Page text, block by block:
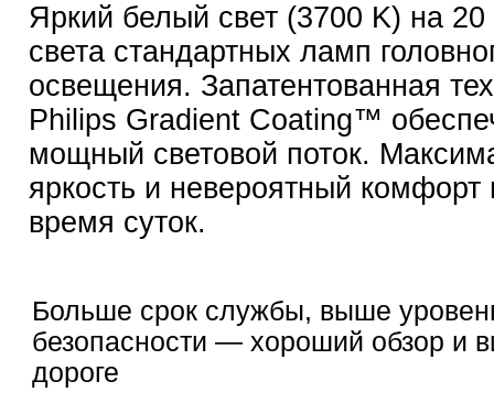
Яркий белый свет (3700 K) на 20
света стандартных ламп
освещения. Запатентованная
Philips Gradient Coating™
мощный световой поток.
яркость и невероятный комфорт
время суток.
Больше срок службы, выше
безопасности — хороший обзор и
дороге